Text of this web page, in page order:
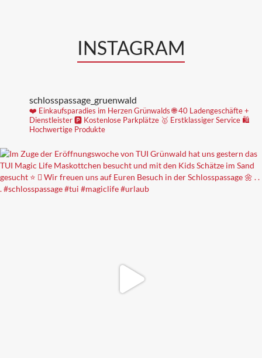
INSTAGRAM
schlosspassage_gruenwald
❤️ Einkaufsparadies im Herzen Grünwalds🌐 40 Ladengeschäfte +
Dienstleister🅿️ Kostenlose Parkplätze 🥇 Erstklassiger Service 🛍
Hochwertige Produkte